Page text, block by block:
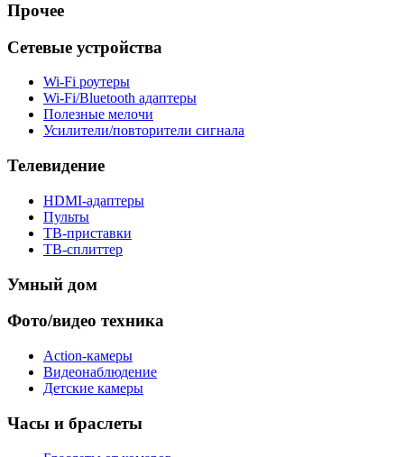
Прочее
Сетевые устройства
Wi-Fi роутеры
Wi-Fi/Bluetooth адаптеры
Полезные мелочи
Усилители/повторители сигнала
Телевидение
HDMI-адаптеры
Пульты
ТВ-приставки
ТВ-сплиттер
Умный дом
Фото/видео техника
Action-камеры
Видеонаблюдение
Детские камеры
Часы и браслеты